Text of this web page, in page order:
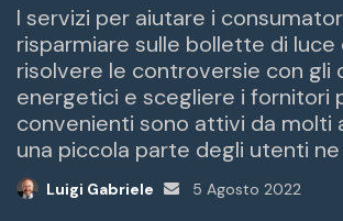
I servizi per aiutare i
risparmiare sulle bollette di luce
risolvere le controversie con gli
energetici e scegliere i fornitori
convenienti sono attivi da molti
una piccola parte degli utenti ne
Luigi Gabriele
Invia
5 Agosto 2022